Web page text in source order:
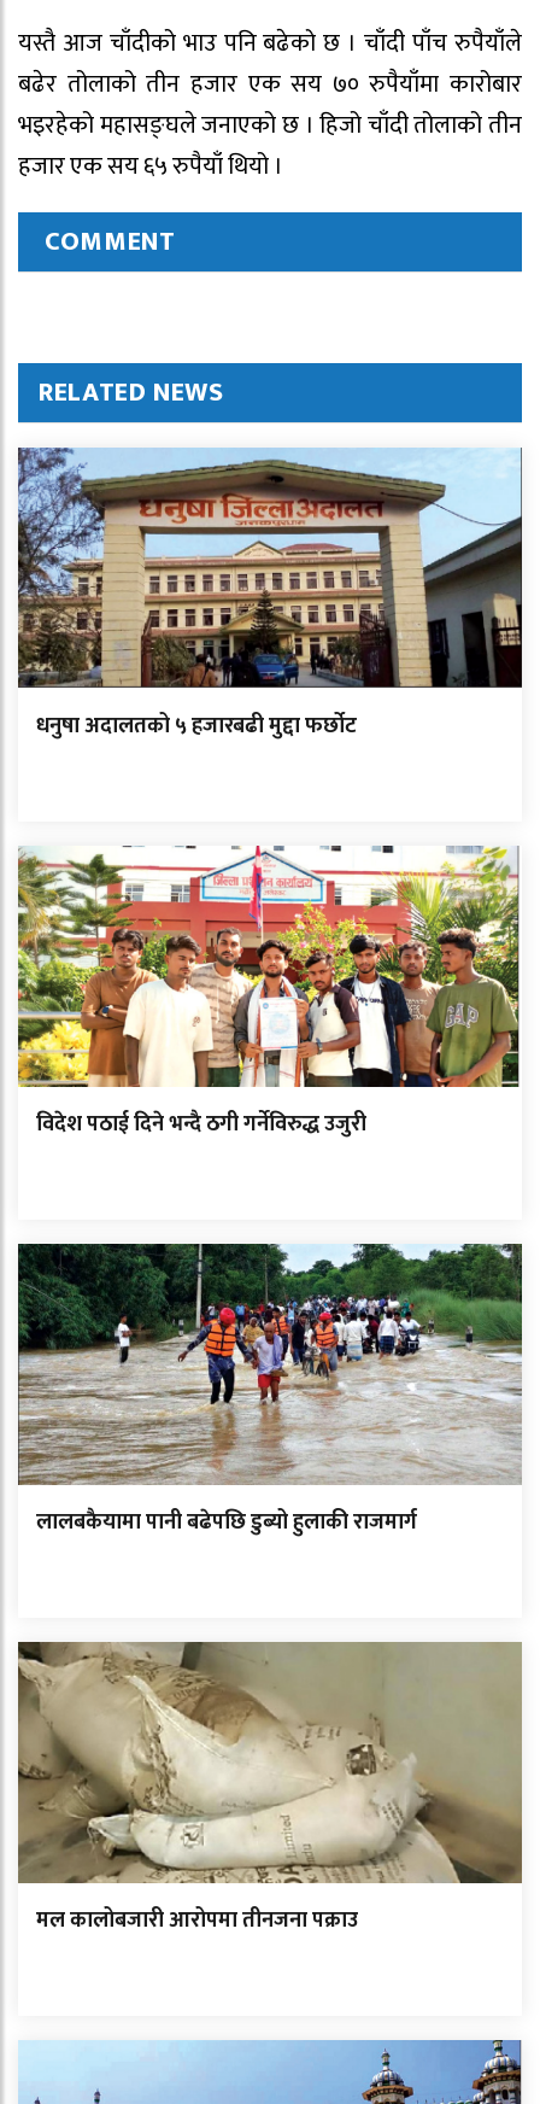
यस्तै आज चाँदीको भाउ पनि बढेको छ । चाँदी पाँच रुपैयाँले
बढेर तोलाको तीन हजार एक सय ७० रुपैयाँमा कारोबार
भइरहेको महासङ्घले जनाएको छ । हिजो चाँदी तोलाको तीन
हजार एक सय ६५ रुपैयाँ थियो ।
COMMENT
RELATED NEWS
धनुषा अदालतको ५ हजारबढी मुद्दा फर्छोट
विदेश पठाई दिने भन्दै ठगी गर्नेविरुद्ध उजुरी
लालबकैयामा पानी बढेपछि डुब्यो हुलाकी राजमार्ग
मल कालोबजारी आरोपमा तीनजना पक्राउ